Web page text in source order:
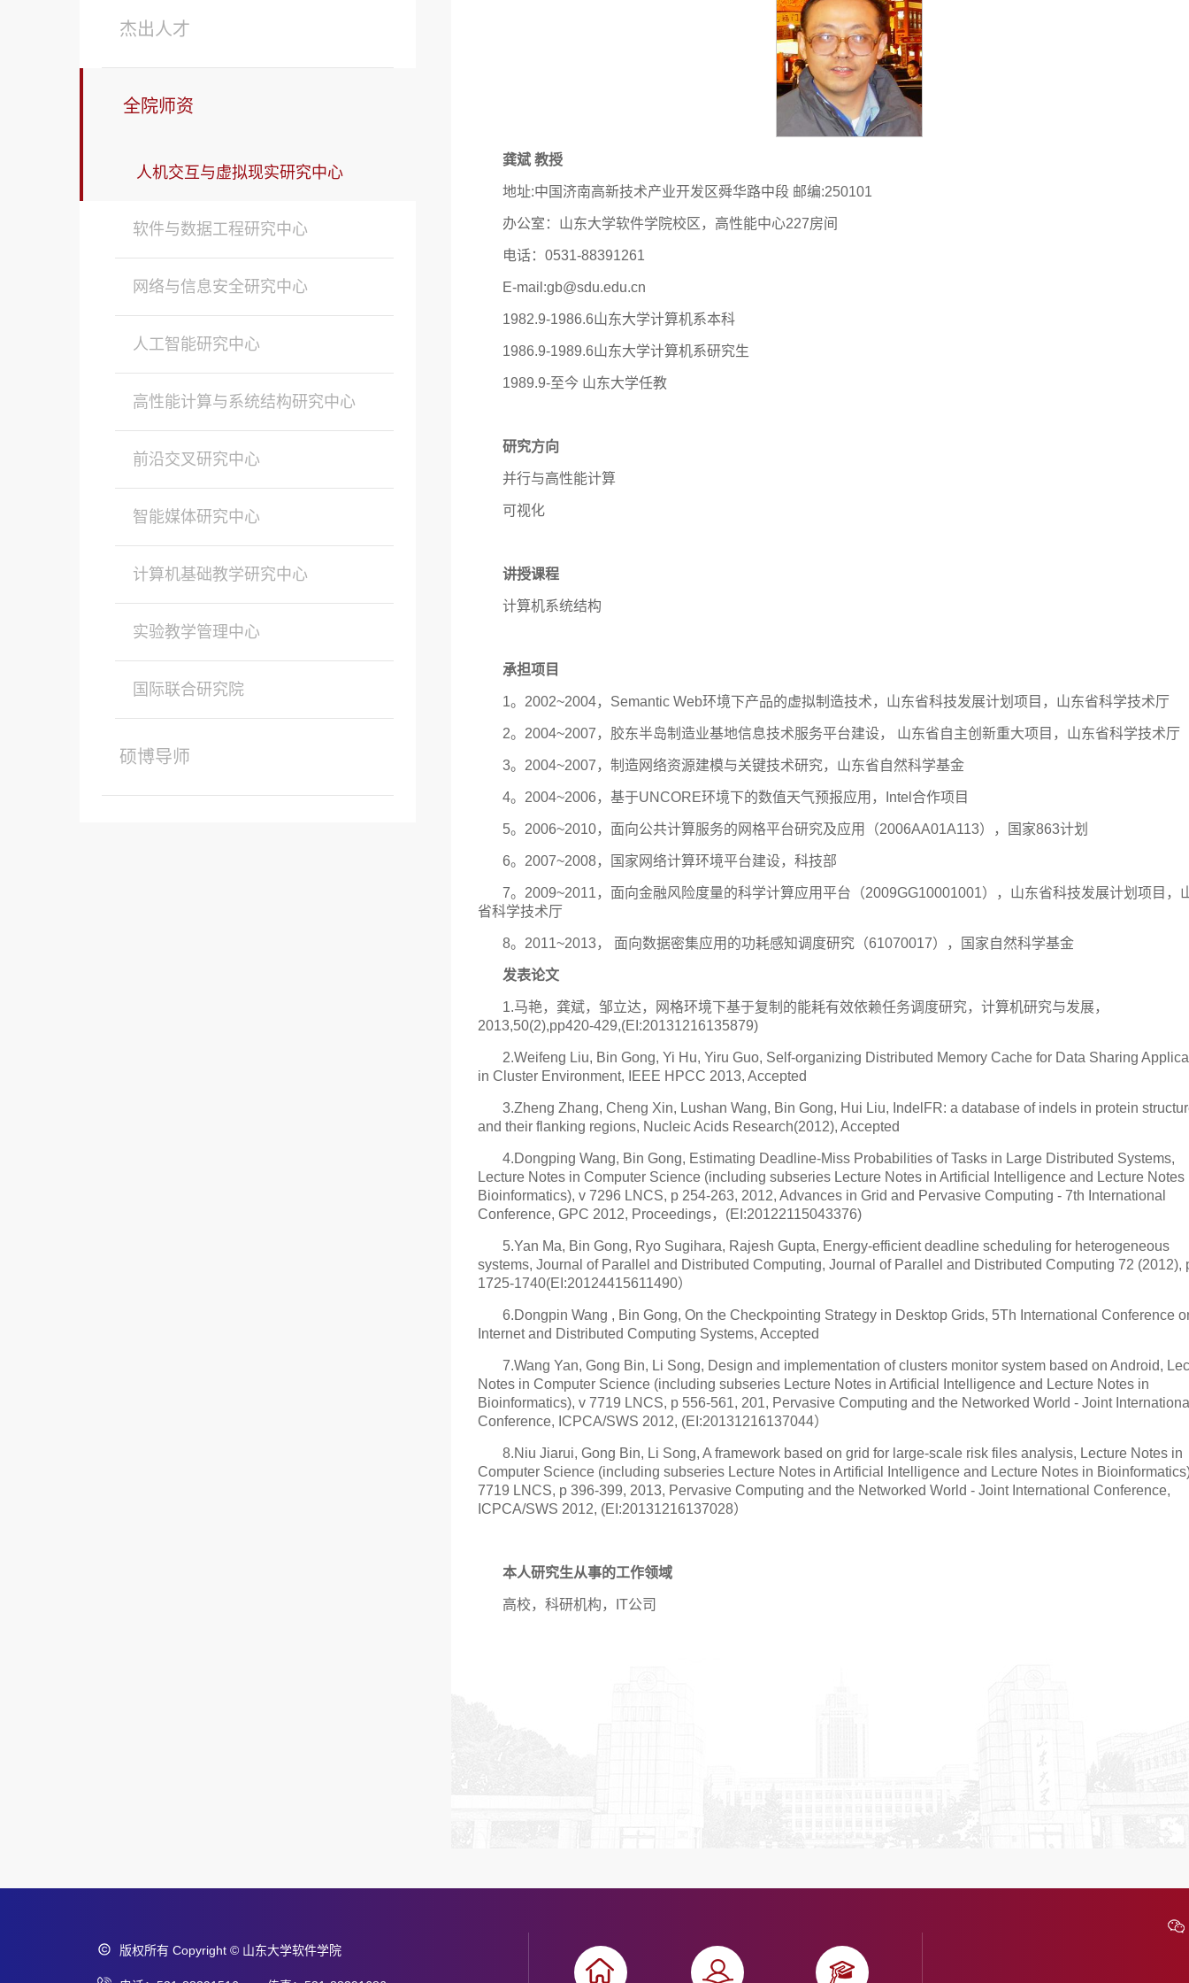
杰出人才
全院师资
人机交互与虚拟现实研究中心
软件与数据工程研究中心
网络与信息安全研究中心
人工智能研究中心
高性能计算与系统结构研究中心
前沿交叉研究中心
智能媒体研究中心
计算机基础教学研究中心
实验教学管理中心
国际联合研究院
硕博导师
龚斌 教授
地址:中国济南高新技术产业开发区舜华路中段 邮编:250101
办公室：山东大学软件学院校区，高性能中心227房间
电话：0531-88391261
E-mail:gb@sdu.edu.cn
1982.9-1986.6山东大学计算机系本科
1986.9-1989.6山东大学计算机系研究生
1989.9-至今 山东大学任教
研究方向
并行与高性能计算
可视化
讲授课程
计算机系统结构
承担项目
1。2002~2004，Semantic Web环境下产品的虚拟制造技术，山东省科技发展计划项目，山东省科学技术厅
2。2004~2007，胶东半岛制造业基地信息技术服务平台建设， 山东省自主创新重大项目，山东省科学技术厅
3。2004~2007，制造网络资源建模与关键技术研究，山东省自然科学基金
4。2004~2006，基于UNCORE环境下的数值天气预报应用，Intel合作项目
5。2006~2010，面向公共计算服务的网格平台研究及应用（2006AA01A113），国家863计划
6。2007~2008，国家网络计算环境平台建设，科技部
7。2009~2011，面向金融风险度量的科学计算应用平台（2009GG10001001），山东省科技发展计划项目，
省科学技术厅
8。2011~2013， 面向数据密集应用的功耗感知调度研究（61070017），国家自然科学基金
发表论文
1.马艳，龚斌，邹立达，网格环境下基于复制的能耗有效依赖任务调度研究，计算机研究与发展，
2013,50(2),pp420-429,(EI:20131216135879)
2.Weifeng Liu, Bin Gong, Yi Hu, Yiru Guo, Self-organizing Distributed Memory Cache for Data Sharing
in Cluster Environment, IEEE HPCC 2013, Accepted
3.Zheng Zhang, Cheng Xin, Lushan Wang, Bin Gong, Hui Liu, IndelFR: a database of indels in protein
and their flanking regions, Nucleic Acids Research(2012), Accepted
4.Dongping Wang, Bin Gong, Estimating Deadline-Miss Probabilities of Tasks in Large Distributed Systems,
Lecture Notes in Computer Science (including subseries Lecture Notes in Artificial Intelligence and Lecture Notes
Bioinformatics), v 7296 LNCS, p 254-263, 2012, Advances in Grid and Pervasive Computing - 7th International
Conference, GPC 2012, Proceedings，(EI:20122115043376)
5.Yan Ma, Bin Gong, Ryo Sugihara, Rajesh Gupta, Energy-efficient deadline scheduling for heterogeneous
systems, Journal of Parallel and Distributed Computing, Journal of Parallel and Distributed Computing 72 (2012),
1725-1740(EI:20124415611490）
6.Dongpin Wang , Bin Gong, On the Checkpointing Strategy in Desktop Grids, 5Th International Conference
Internet and Distributed Computing Systems, Accepted
7.Wang Yan, Gong Bin, Li Song, Design and implementation of clusters monitor system based on Android,
Notes in Computer Science (including subseries Lecture Notes in Artificial Intelligence and Lecture Notes in
Bioinformatics), v 7719 LNCS, p 556-561, 201, Pervasive Computing and the Networked World - Joint
Conference, ICPCA/SWS 2012, (EI:20131216137044）
8.Niu Jiarui, Gong Bin, Li Song, A framework based on grid for large-scale risk files analysis, Lecture Notes in
Computer Science (including subseries Lecture Notes in Artificial Intelligence and Lecture Notes in
7719 LNCS, p 396-399, 2013, Pervasive Computing and the Networked World - Joint International Conference,
ICPCA/SWS 2012, (EI:20131216137028）
本人研究生从事的工作领域
高校，科研机构，IT公司
版权所有 Copyright © 山东大学软件学院